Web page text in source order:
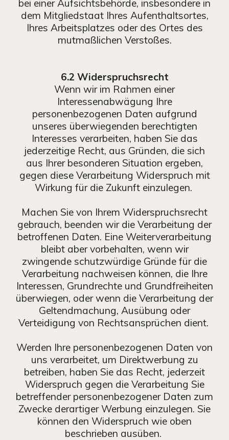
bei einer Aufsichtsbehörde, insbesondere in
dem Mitgliedstaat Ihres Aufenthaltsortes,
Ihres Arbeitsplatzes oder des Ortes des
mutmaßlichen Verstoßes.
6.2 Widerspruchsrecht
Wenn wir im Rahmen einer
Interessenabwägung Ihre
personenbezogenen Daten aufgrund
unseres überwiegenden berechtigten
Interesses verarbeiten, haben Sie das
jederzeitige Recht, aus Gründen, die sich
aus Ihrer besonderen Situation ergeben,
gegen diese Verarbeitung Widerspruch mit
Wirkung für die Zukunft einzulegen.
Machen Sie von Ihrem Widerspruchsrecht
gebrauch, beenden wir die Verarbeitung der
betroffenen Daten. Eine Weiterverarbeitung
bleibt aber vorbehalten, wenn wir
zwingende schutzwürdige Gründe für die
Verarbeitung nachweisen können, die Ihre
Interessen, Grundrechte und Grundfreiheiten
überwiegen, oder wenn die Verarbeitung der
Geltendmachung, Ausübung oder
Verteidigung von Rechtsansprüchen dient.
Werden Ihre personenbezogenen Daten von
uns verarbeitet, um Direktwerbung zu
betreiben, haben Sie das Recht, jederzeit
Widerspruch gegen die Verarbeitung Sie
betreffender personenbezogener Daten zum
Zwecke derartiger Werbung einzulegen. Sie
können den Widerspruch wie oben
beschrieben ausüben.